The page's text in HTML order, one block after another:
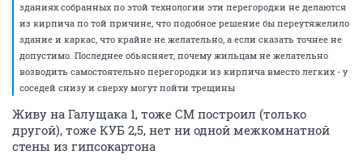
зданиях собранных по этой технологии эти перегородки не делаются
из кирпича по той причине, что подобное решение бы переутяжелило
здание и каркас, что крайне не желательно, а если сказать точнее не
допустимо. Последнее обьясняет, почему жильцам не желательно
возводить самостоятельно перегородки из кирпича вместо легких - у
соседей снизу и сверху могут пойти трещины
Живу на Галущака 1, тоже СМ построил (только
другой), тоже КУБ 2,5, нет ни одной межкомнатной
стены из гипсокартона